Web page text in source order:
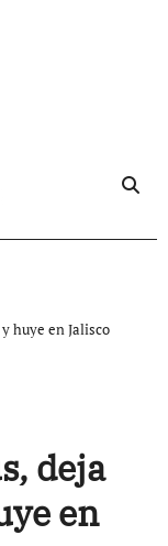
huye en Jalisco
deja
en